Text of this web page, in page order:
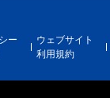
ー
ウェブサイト
利用規約